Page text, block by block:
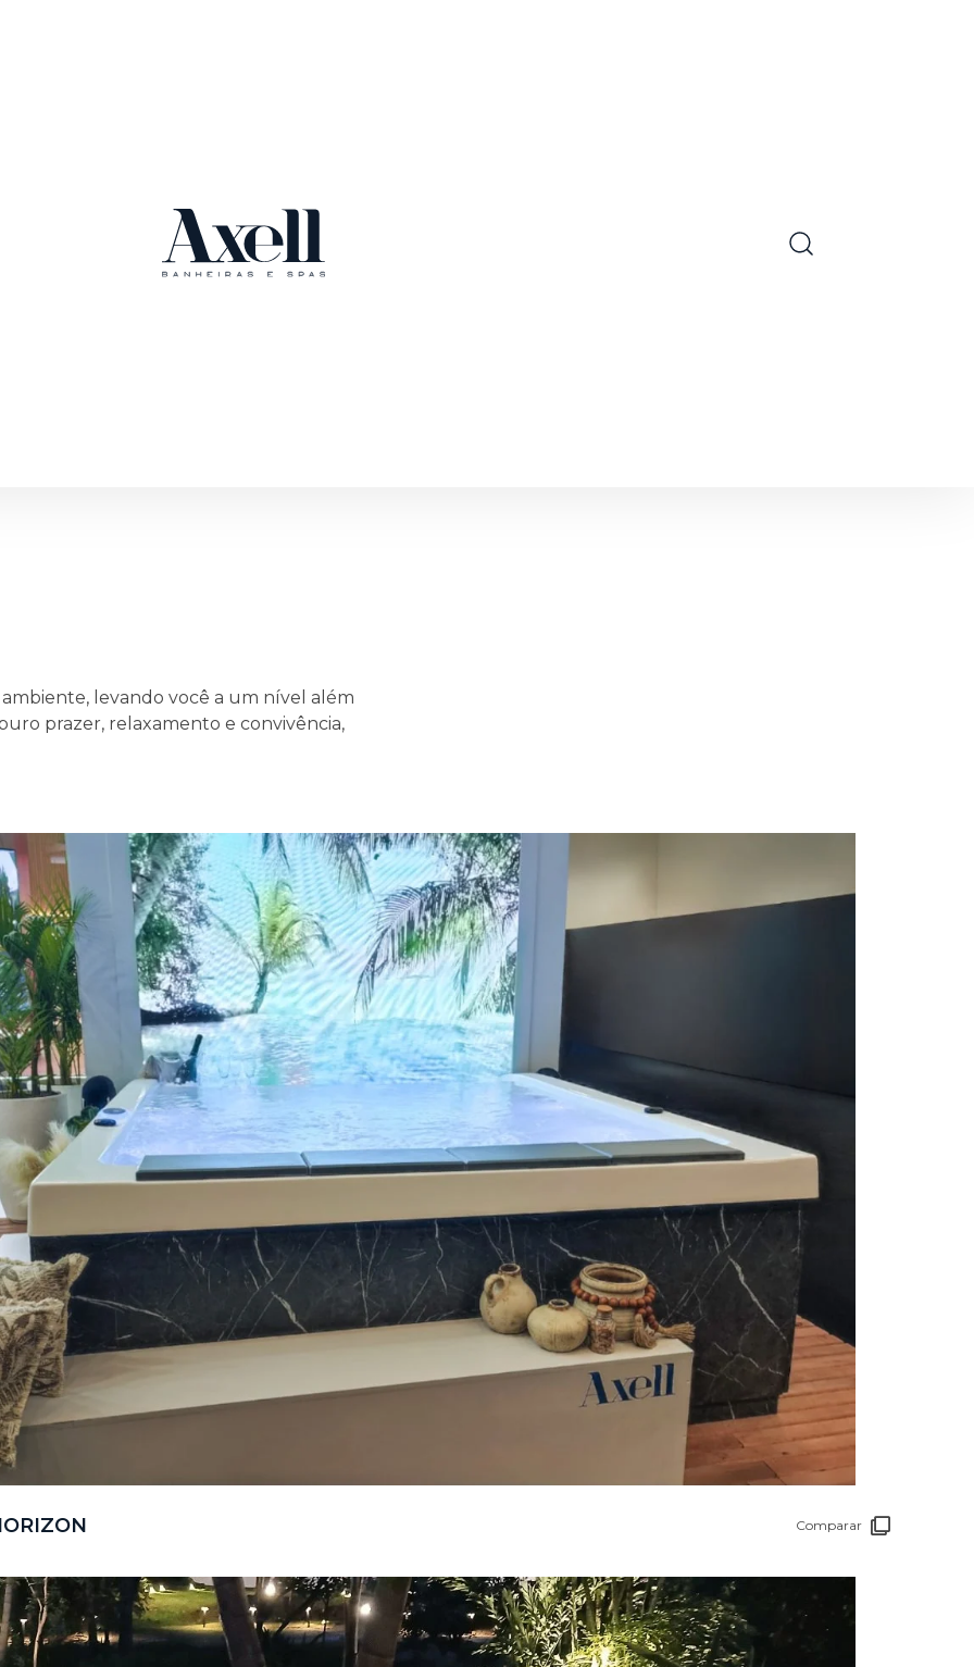
levando você a um nível além
prazer, relaxamento e convivência,
Comparar